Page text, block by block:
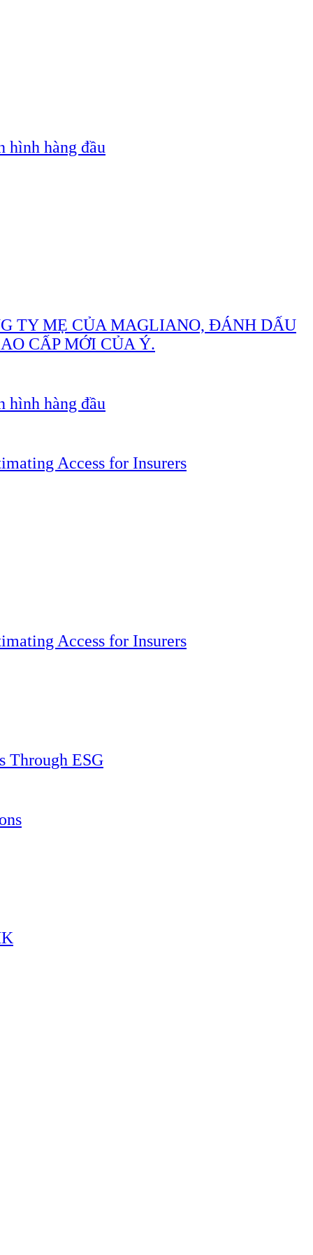
hình hàng đầu
TY MẸ CỦA MAGLIANO, ĐÁNH DẤU
CẤP MỚI CỦA Ý.
hình hàng đầu
Access for Insurers
Access for Insurers
Through ESG